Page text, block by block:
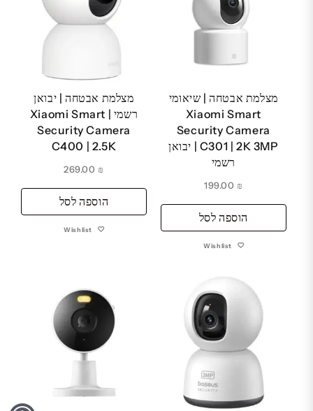
מצלמת אבטחה | יבואן
רשמי | Xiaomi Smart
Security Camera
C400 | 2.5K
₪
הוספה לסל
Wishlist
מצלמת אבטחה | שיאומי
Xiaomi Smart
Security Camera
C301 | 2K 3MP | יבואן
רשמי
₪
הוספה לסל
Wishlist